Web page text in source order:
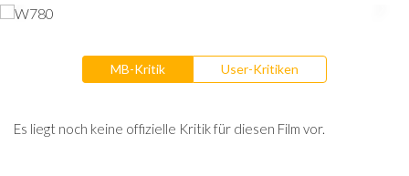
MB-Kritik User-Kritiken
Es liegt noch keine offizielle Kritik für diesen Film vor.